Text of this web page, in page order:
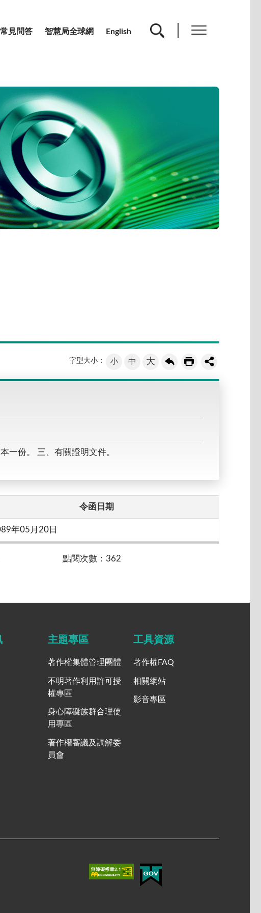
常見問答 智慧局全球網 English
字型大小： 小 中 大
一份。 三、有關證明文件。
令函日期
年05月20日
點閱次數：362
主題專區
著作權集體管理團體
不明著作利用許可授
權專區
身心障礙族群合理使
用專區
著作權審議及調解委
員會
工具資源
著作權FAQ
相關網站
影音專區